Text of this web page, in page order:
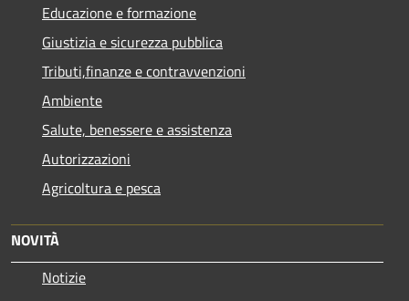
Educazione e formazione
Giustizia e sicurezza pubblica
Tributi,finanze e contravvenzioni
Ambiente
Salute, benessere e assistenza
Autorizzazioni
Agricoltura e pesca
NOVITÀ
Notizie